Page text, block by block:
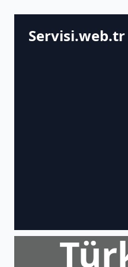
Servisi.web.tr